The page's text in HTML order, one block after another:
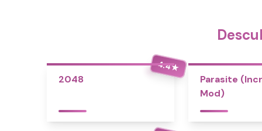
4.4★
2048
Parasite
Mod)